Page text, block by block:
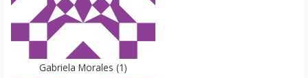
Gabriela Morales(1)